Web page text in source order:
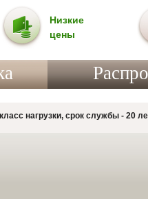
Низкие
цены
нагрузки, срок службы - 20